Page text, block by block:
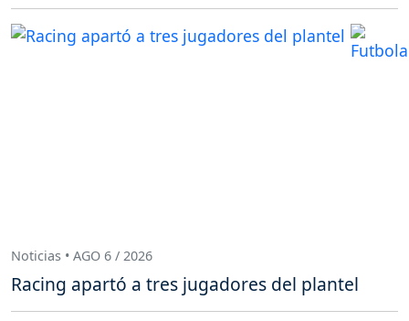
Noticias • AGO 6 / 2026
Racing apartó a tres jugadores del plantel